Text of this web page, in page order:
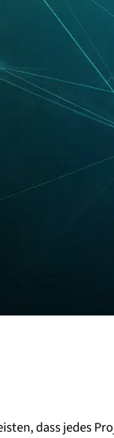
dass jedes